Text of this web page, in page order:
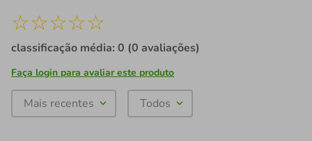
☆☆☆☆☆
classificação média: 0 (0 avaliações)
Faça login para avaliar este produto
Mais recentes Todos